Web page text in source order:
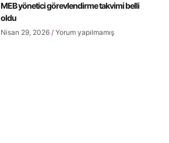
MEB yönetici görevlendirme takvimi belli
oldu
Nisan 29, 2026 Yorum yapılmamış